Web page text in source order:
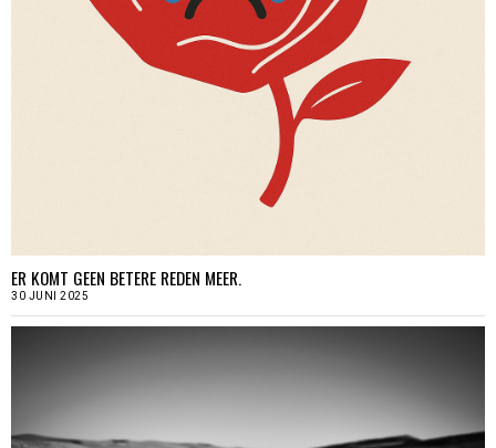
ER KOMT GEEN BETERE REDEN MEER.
30 JUNI 2025